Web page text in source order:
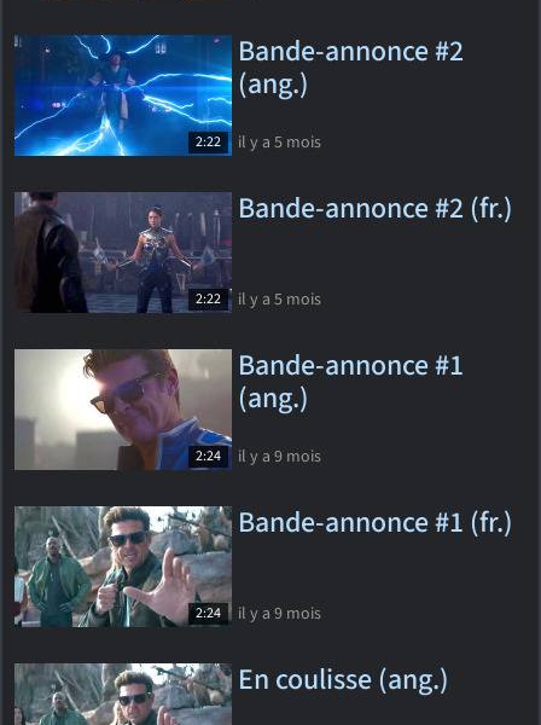
2:22
Bande-annonce #2
(ang.)
il y a 5 mois
2:22
Bande-annonce #2 (fr.)
il y a 5 mois
2:24
Bande-annonce #1
(ang.)
il y a 9 mois
2:24
Bande-annonce #1 (fr.)
il y a 9 mois
En coulisse (ang.)